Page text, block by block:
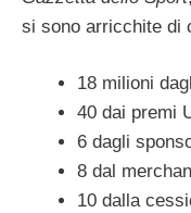
si sono arricchite di
18 milioni
40 dai premi
6 dagli
8 dal
10 dalla